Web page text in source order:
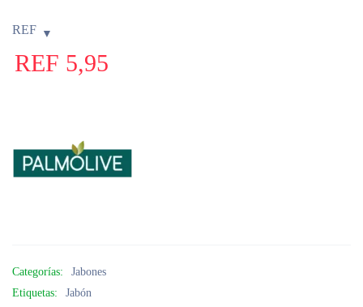
REF
REF 5,95
Categorías:
Jabones
Etiquetas:
Jabón